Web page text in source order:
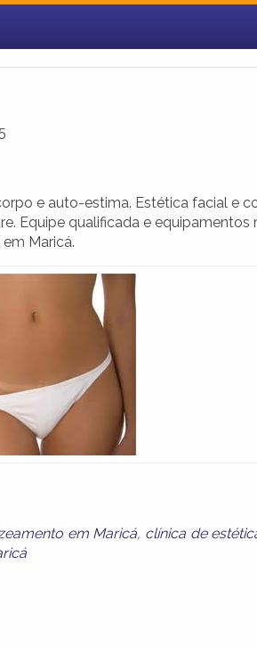
e auto-estima. Estética facial e
Equipe qualificada e
Maricá.
em Maricá, clínica de